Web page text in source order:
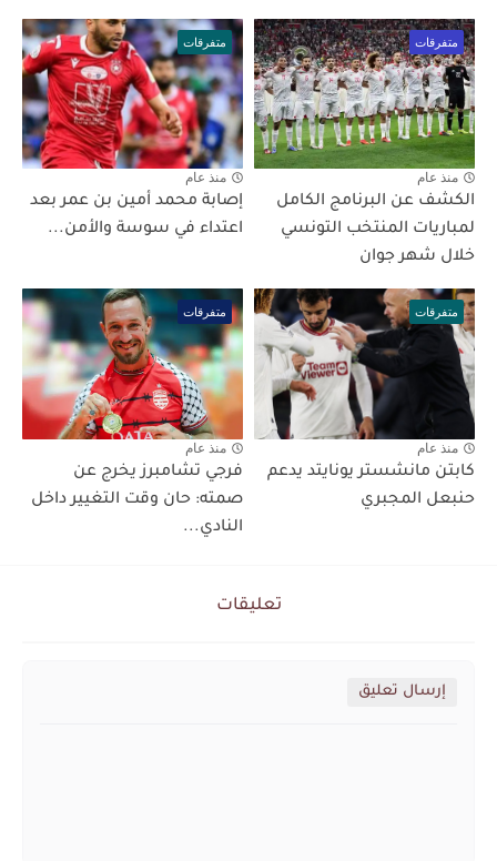
متفرقات
منذ عام
الكشف عن البرنامج الكامل
لمباريات المنتخب التونسي
خلال شهر جوان
متفرقات
منذ عام
إصابة محمد أمين بن عمر بعد
اعتداء في سوسة والأمن...
متفرقات
منذ عام
كابتن مانشستر يونايتد يدعم
حنبعل المجبري
متفرقات
منذ عام
فرجي تشامبرز يخرج عن
صمته: حان وقت التغيير داخل
النادي...
تعليقات
إرسال تعليق